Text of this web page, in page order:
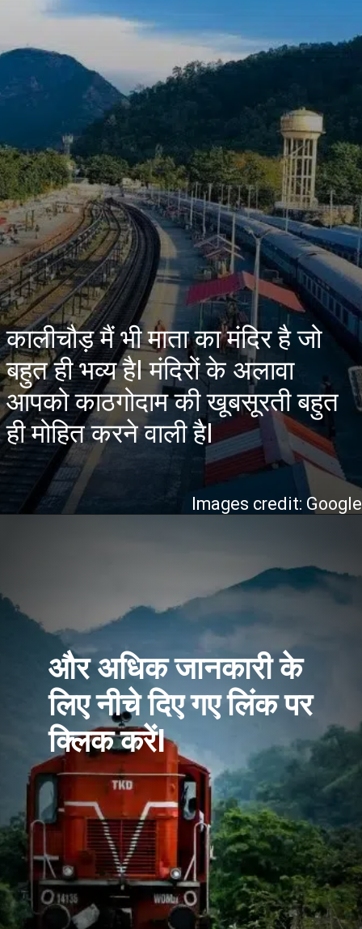
कालीचौड़ मैं भी माता का मंदिर है जो
बहुत ही भव्य हैI मंदिरों के अलावा
आपको काठगोदाम की खूबसूरती बहुत
ही मोहित करने वाली हैI
Images credit: Google
और अधिक जानकारी के
लिए नीचे दिए गए लिंक पर
क्लिक करेंI